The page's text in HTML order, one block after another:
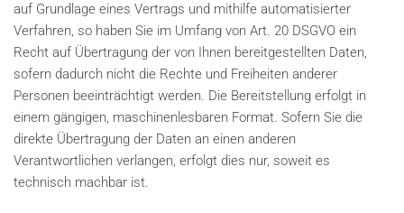
auf Grundlage eines Vertrags und mithilfe automatisierter
Verfahren, so haben Sie im Umfang von Art. 20 DSGVO ein
Recht auf Übertragung der von Ihnen bereitgestellten Daten,
sofern dadurch nicht die Rechte und Freiheiten anderer
Personen beeinträchtigt werden. Die Bereitstellung erfolgt in
einem gängigen, maschinenlesbaren Format. Sofern Sie die
direkte Übertragung der Daten an einen anderen
Verantwortlichen verlangen, erfolgt dies nur, soweit es
technisch machbar ist.